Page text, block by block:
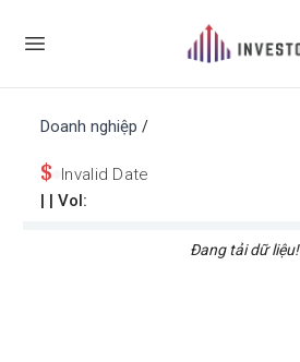
Doanh nghiệp /
$ Invalid Date
| | Vol:
Đang tải dữ liệu!